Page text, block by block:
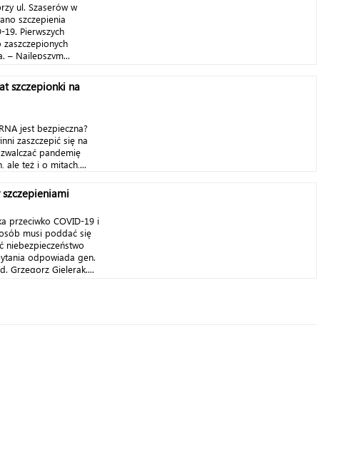
ul. Szaserów w
szczepienia
19. Pierwszych
zaszczepionych
– Najlepszym...
szczepionki na
jest bezpieczna?
zaszczepić się na
pandemię
ale też i o mitach,...
przeciwko COVID-19 i
musi poddać się
niebezpieczeństwo
odpowiada gen.
Grzegorz Gielerak....